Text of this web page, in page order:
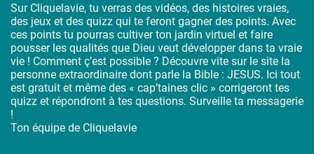
Sur Cliquelavie, tu verras des vidéos, des histoires vraies,
des jeux et des quizz qui te feront gagner des points. Avec
ces points tu pourras cultiver ton jardin virtuel et faire
pousser les qualités que Dieu veut développer dans ta vraie
vie ! Comment ç’est possible ? Découvre vite sur le site la
personne extraordinaire dont parle la Bible : JESUS. Ici tout
est gratuit et même des « cap’taines clic » corrigeront tes
quizz et répondront à tes questions. Surveille ta messagerie
!
Ton équipe de Cliquelavie